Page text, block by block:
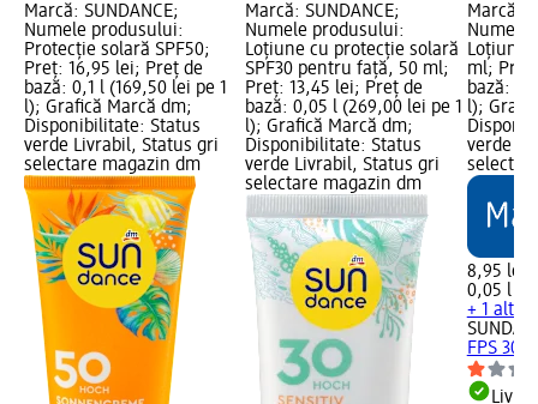
Marcă: SUNDANCE;
Numele produsului:
Protecție solară SPF50;
Preț: 16,95 lei; Preț de
bază: 0,1 l (169,50 lei pe 1
l); Grafică Marcă dm;
Disponibilitate: Status
verde Livrabil, Status gri
selectare magazin dm
Marcă: SUNDANCE;
Numele produsului:
Loțiune cu protecție solară
SPF30 pentru față, 50 ml;
Preț: 13,45 lei; Preț de
bază: 0,05 l (269,00 lei pe 1
l); Grafică Marcă dm;
Disponibilitate: Status
verde Livrabil, Status gri
selectare magazin dm
Marcă:
Numele
Loțiune
ml;
bază:
l);
verde
8,95 lei
0,05 l
+ 1 altă
FPS 30,